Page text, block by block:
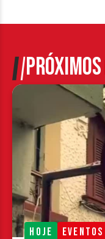
PRÓXIMOS
HOJE EVENTOS